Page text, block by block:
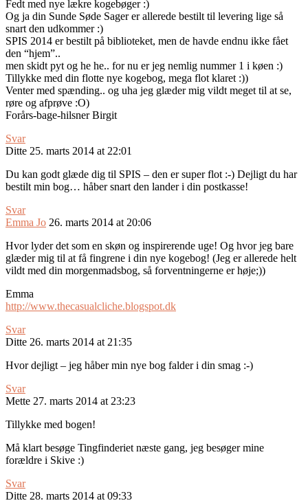
Fedt med nye lækre kogebøger :)
Og ja din Sunde Søde Sager er allerede bestilt til levering lige så
snart den udkommer :)
SPIS 2014 er bestilt på biblioteket, men de havde endnu ikke fået
den “hjem”..
men skidt pyt og he he.. for nu er jeg nemlig nummer 1 i køen :)
Tillykke med din flotte nye kogebog, mega flot klaret :))
Venter med spænding.. og uha jeg glæder mig vildt meget til at se,
røre og afprøve :O)
Forårs-bage-hilsner Birgit
Svar
Ditte 25. marts 2014 at 22:01
Du kan godt glæde dig til SPIS – den er super flot :-) Dejligt du har
bestilt min bog… håber snart den lander i din postkasse!
Svar
Emma Jo 26. marts 2014 at 20:06
Hvor lyder det som en skøn og inspirerende uge! Og hvor jeg bare
glæder mig til at få fingrene i din nye kogebog! (Jeg er allerede helt
vildt med din morgenmadsbog, så forventningerne er høje;))
Emma
http://www.thecasualcliche.blogspot.dk
Svar
Ditte 26. marts 2014 at 21:35
Hvor dejligt – jeg håber min nye bog falder i din smag :-)
Svar
Mette 27. marts 2014 at 23:23
Tillykke med bogen!
Må klart besøge Tingfinderiet næste gang, jeg besøger mine
forældre i Skive :)
Svar
Ditte 28. marts 2014 at 09:33